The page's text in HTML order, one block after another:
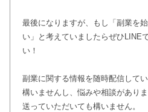
最後になりますが、もし「副業を
い」と考えていましたらぜひLINE
い！
副業に関する情報を随時配信して
構いませんし、悩みや相談があり
送っていただいても構いません。